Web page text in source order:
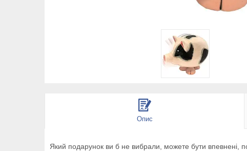
Опис
Який подарунок ви б не вибрали, можете бути впевнені,